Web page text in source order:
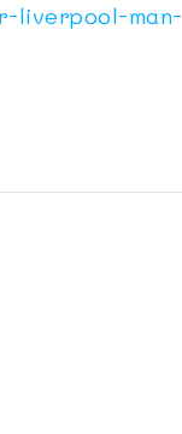
liverpool-man-